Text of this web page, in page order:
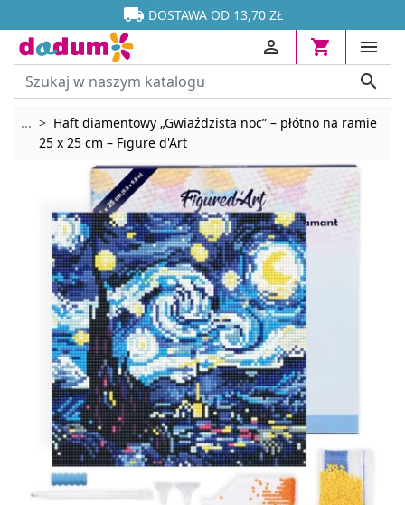

 DOSTAWA OD 13,70 ZŁ






... Rozwiń breadcrumbs
Haft diamentowy „Gwiaździsta noc” – płótno na ramie
25 x 25 cm – Figure d'Art